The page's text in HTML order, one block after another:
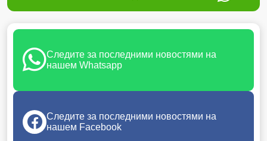
Следите за последними новостями на
нашем Whatsapp
Следите за последними новостями на
нашем Facebook